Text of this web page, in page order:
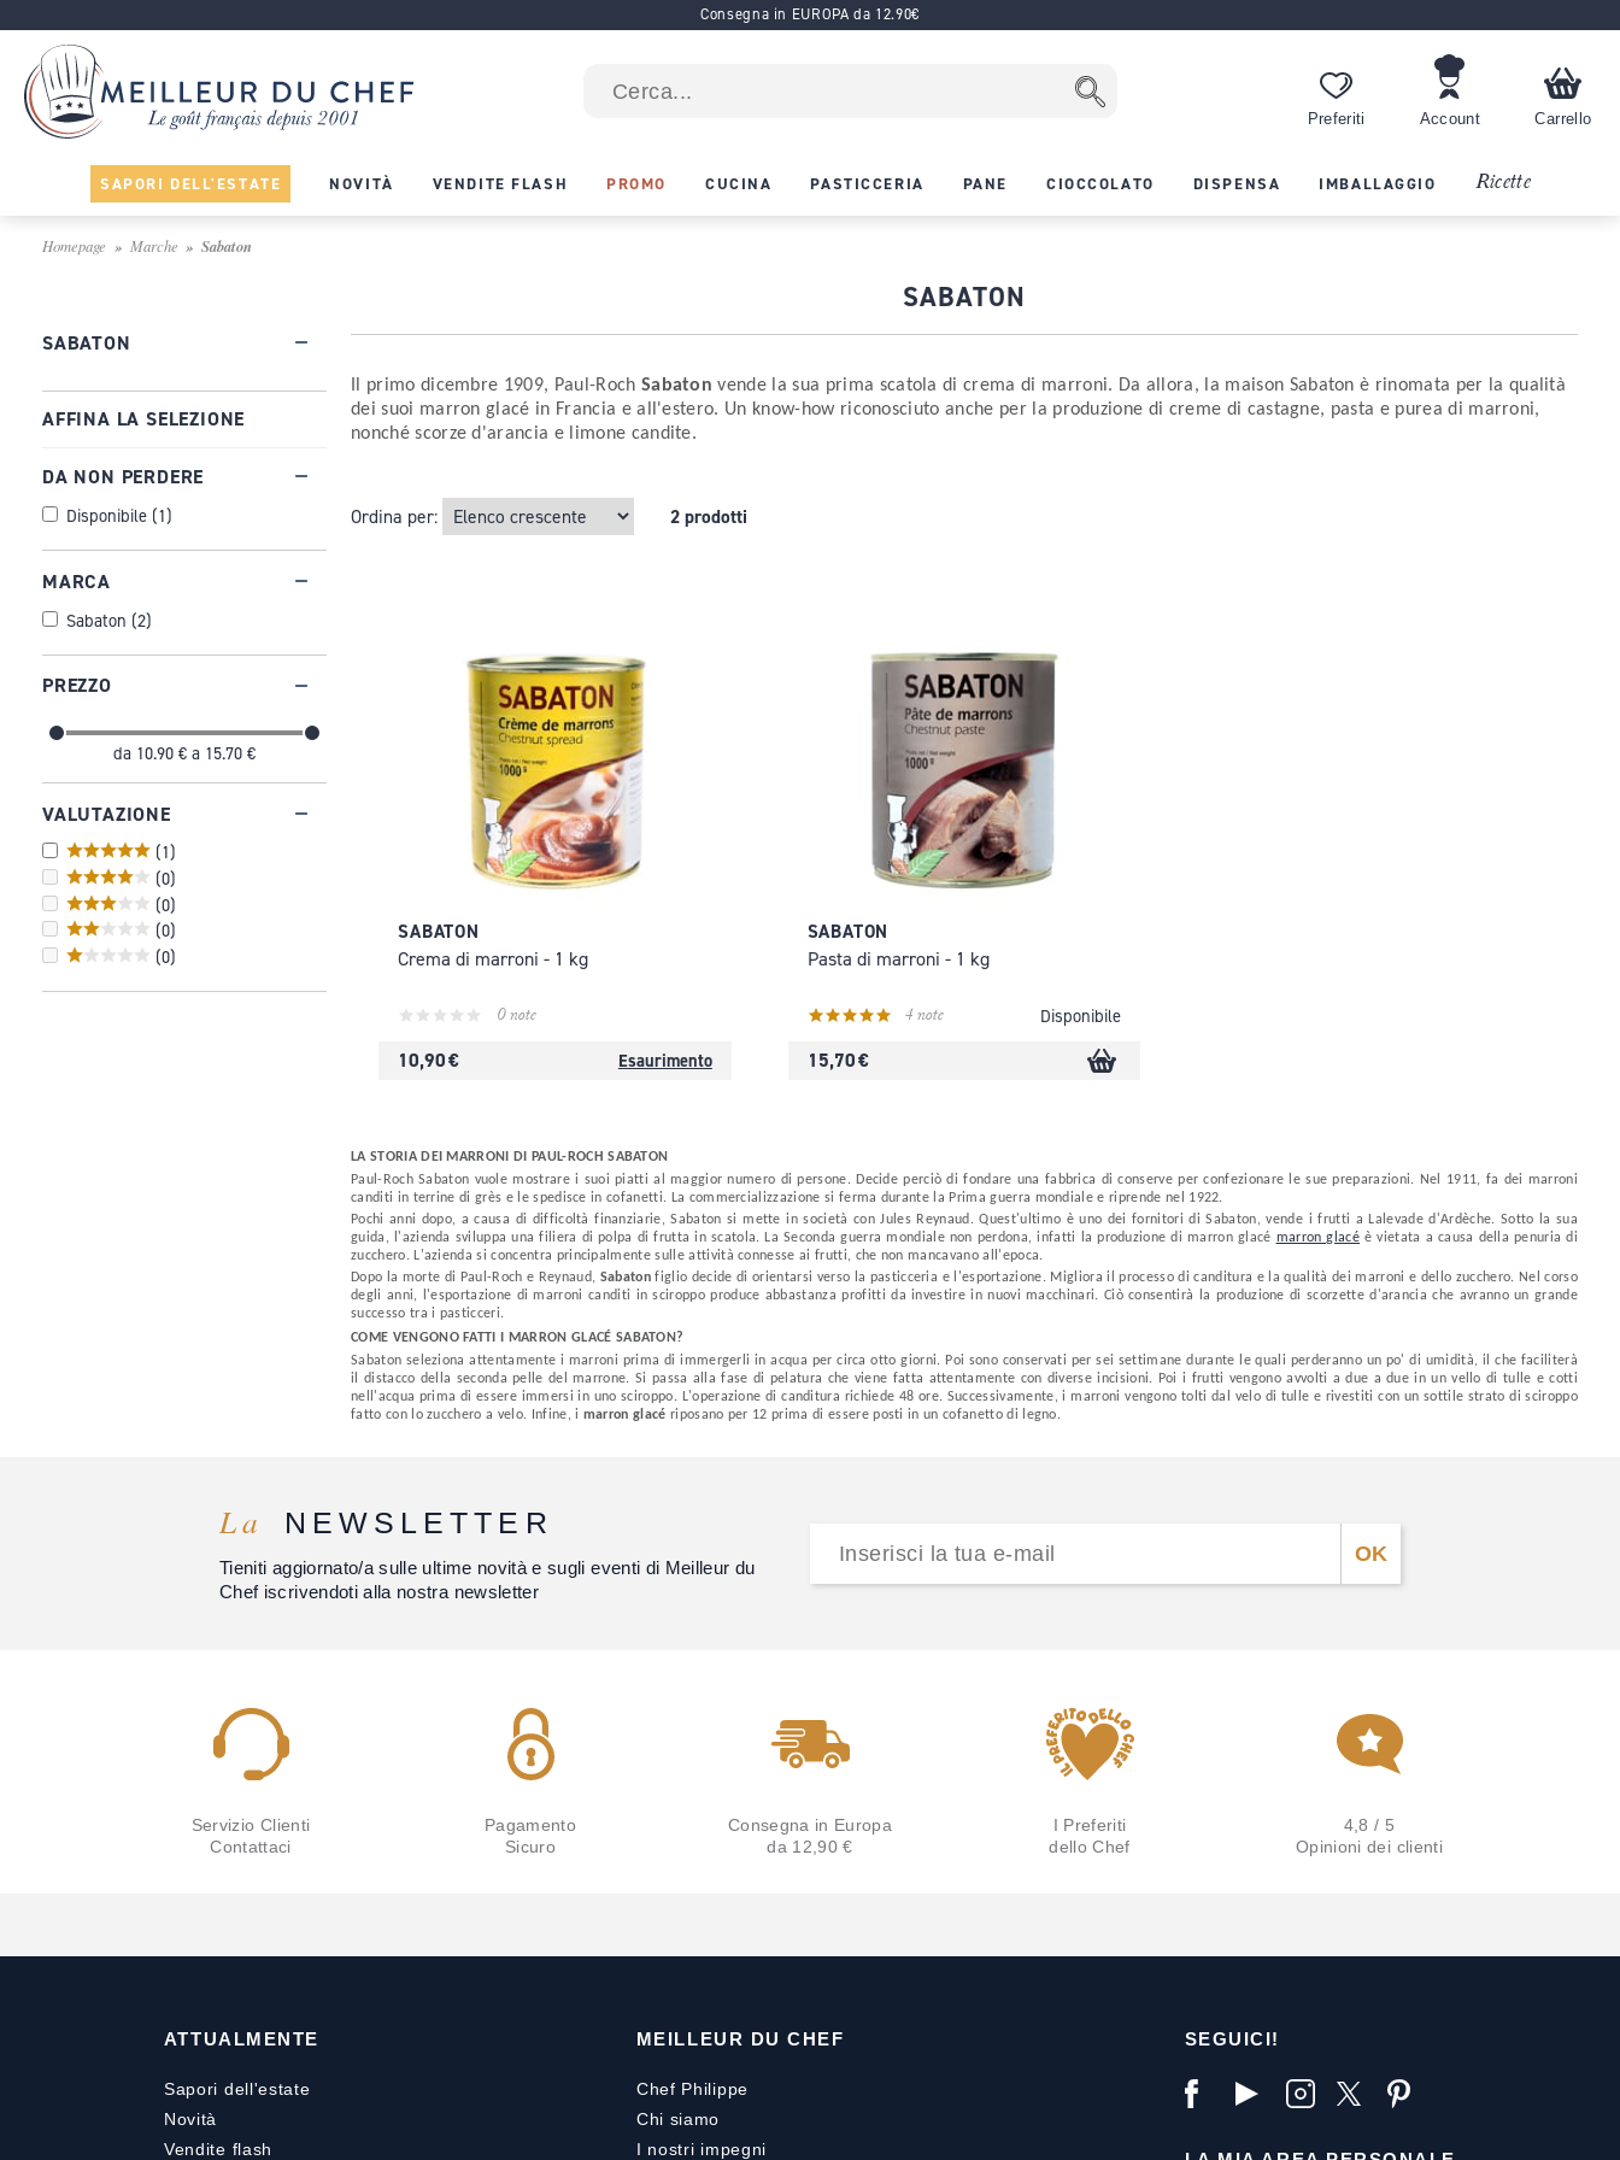
Consegna in EUROPA da 12.90€
Preferiti Account Carrello
SAPORI DELL'ESTATE NOVITÀ VENDITE FLASH PROMO CUCINA PASTICCERIA PANE CIOCCOLATO DISPENSA IMBALLAGGIO Ricette
Homepage Marche Sabaton
SABATON
AFFINA LA SELEZIONE
DA NON PERDERE
Disponibile (1)
MARCA
Sabaton (2)
PREZZO
da 10.90 € a 15.70 €
VALUTAZIONE
(1)
(0)
(0)
(0)
(0)
SABATON
Il primo dicembre 1909, Paul-Roch Sabaton vende la sua prima scatola di crema di marroni. Da allora, la maison Sabaton è rinomata per la qualità
dei suoi marron glacé in Francia e all'estero. Un know-how riconosciuto anche per la produzione di creme di castagne, pasta e purea di marroni,
nonché scorze d'arancia e limone candite.
LA STORIA DEI MARRONI DI PAUL-ROCH SABATON
Paul-Roch Sabaton vuole mostrare i suoi piatti al maggior numero di persone. Decide perciò di fondare una fabbrica di conserve per confezionare le sue preparazioni. Nel 1911, fa dei marroni
canditi in terrine di grès e le spedisce in cofanetti. La commercializzazione si ferma durante la Prima guerra mondiale e riprende nel 1922.
Pochi anni dopo, a causa di difficoltà finanziarie, Sabaton si mette in società con Jules Reynaud. Quest'ultimo è uno dei fornitori di Sabaton, vende i frutti a Lalevade d'Ardèche. Sotto la sua
guida, l'azienda sviluppa una filiera di polpa di frutta in scatola. La Seconda guerra mondiale non perdona, infatti la produzione di marron glacé marron glacé è vietata a causa della penuria di
zucchero. L'azienda si concentra principalmente sulle attività connesse ai frutti, che non mancavano all'epoca.
Dopo la morte di Paul-Roch e Reynaud, Sabatonfiglio decide di orientarsi verso la pasticceria e l'esportazione. Migliora il processo di canditura e la qualità dei marroni e dello zucchero. Nel corso
degli anni, l'esportazione di marroni canditi in sciroppo produce abbastanza profitti da investire in nuovi macchinari. Ciò consentirà la produzione di scorzette d'arancia che avranno un grande
successo tra i pasticceri.
COME VENGONO FATTI I MARRON GLACÉ SABATON?
Sabaton seleziona attentamente i marroni prima di immergerli in acqua per circa otto giorni. Poi sono conservati per sei settimane durante le quali perderanno un po' di umidità, il che faciliterà
il distacco della seconda pelle del marrone. Si passa alla fase di pelatura che viene fatta attentamente con diverse incisioni. Poi i frutti vengono avvolti a due a due in un vello di tulle e cotti
nell'acqua prima di essere immersi in uno sciroppo. L'operazione di canditura richiede 48 ore. Successivamente, i marroni vengono tolti dal velo di tulle e rivestiti con un sottile strato di sciroppo
fatto con lo zucchero a velo. Infine, i marron glacé riposano per 12 prima di essere posti in un cofanetto di legno.
Ordina per: 2 prodotti
SABATON
Crema di marroni - 1 kg
0 note
10,90 € Esaurimento
SABATON
Pasta di marroni - 1 kg
4 note Disponibile
15,70 €
La NEWSLETTER
Tieniti aggiornato/a sulle ultime novità e sugli eventi di Meilleur du
Chef iscrivendoti alla nostra newsletter
Servizio Clienti
Contattaci
Pagamento
Sicuro
Consegna in Europa
da 12,90 €
I Preferiti
dello Chef
4,8 / 5
Opinioni dei clienti
ATTUALMENTE
Sapori dell'estate
Novità
Vendite flash
MEILLEUR DU CHEF
Chef Philippe
Chi siamo
I nostri impegni
SEGUICI!